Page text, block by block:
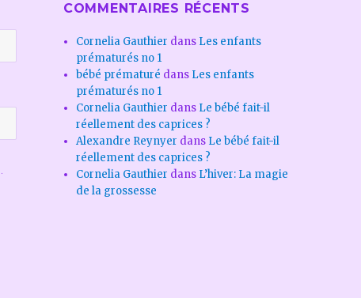
COMMENTAIRES RÉCENTS
Cornelia Gauthier dans Les enfants
prématurés no 1
bébé prématuré dans Les enfants
prématurés no 1
Cornelia Gauthier dans Le bébé fait-il
réellement des caprices ?
Alexandre Reynyer dans Le bébé fait-il
réellement des caprices ?
Cornelia Gauthier dans L’hiver: La magie
de la grossesse